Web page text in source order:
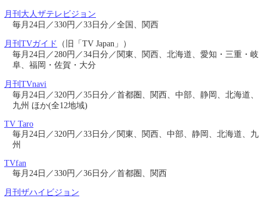
月刊大人ザテレビジョン
毎月24日／330円／33日分／全国、関西
月刊TVガイド
（旧「TV Japan」）
毎月24日／280円／34日分／関東、関西、北海道、愛知・三重・岐
阜、福岡・佐賀・大分
月刊TVnavi
毎月24日／320円／35日分／首都圏、関西、中部、静岡、北海道、
九州 ほか(全12地域)
TV Taro
毎月24日／320円／33日分／関東、関西、中部、静岡、北海道、九
州
TVfan
毎月24日／330円／36日分／首都圏、関西
月刊ザハイビジョン